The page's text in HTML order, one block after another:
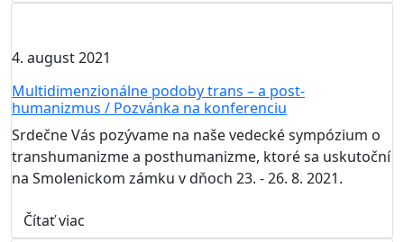
4. august 2021
Multidimenzionálne podoby trans – a post-
humanizmus / Pozvánka na konferenciu
Srdečne Vás pozývame na naše vedecké sympózium o
transhumanizme a posthumanizme, ktoré sa uskutoční
na Smolenickom zámku v dňoch 23. - 26. 8. 2021.
Čítať viac